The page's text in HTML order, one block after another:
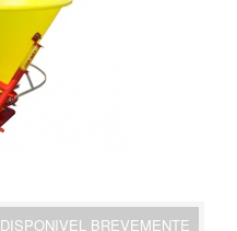
DISPONIVEL BREVEMENTE